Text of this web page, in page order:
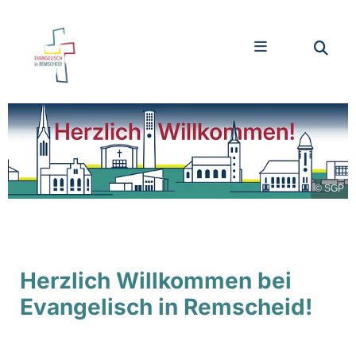
© SGP
Herzlich Willkommen bei
Evangelisch in Remscheid!